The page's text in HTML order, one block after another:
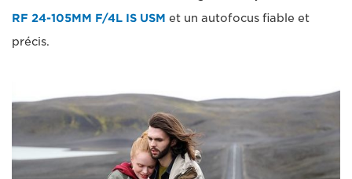
RF 24-105MM F/4L IS USM et un autofocus fiable et
précis.